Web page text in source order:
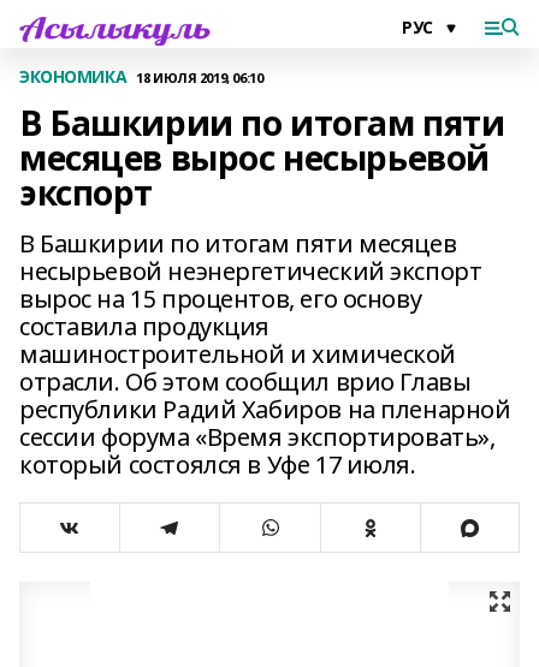
ЭКОНОМИКА 18 ИЮЛЯ 2019, 06:10
В Башкирии по итогам пяти
месяцев вырос несырьевой
экспорт
В Башкирии по итогам пяти месяцев
несырьевой неэнергетический экспорт
вырос на 15 процентов, его основу
составила продукция
машиностроительной и химической
отрасли. Об этом сообщил врио Главы
республики Радий Хабиров на пленарной
сессии форума «Время экспортировать»,
который состоялся в Уфе 17 июля.